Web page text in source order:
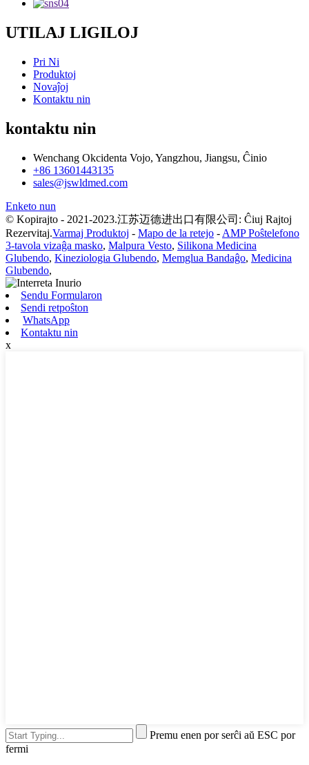
UTILAJ LIGILOJ
Pri Ni
Produktoj
Novaĵoj
Kontaktu nin
kontaktu nin
Wenchang Okcidenta Vojo, Yangzhou, Jiangsu, Ĉinio
+86 13601443135
sales@jswldmed.com
Enketo nun
© Kopirajto - 2021-2023.江苏迈德进出口有限公司: Ĉiuj Rajtoj
Rezervitaj.Varmaj Produktoj - Mapo de la retejo - AMP Poŝtelefono
3-tavola vizaĝa masko, Malpura Vesto, Silikona Medicina
Glubendo, Kineziologia Glubendo, Memglua Bandaĝo, Medicina
Glubendo,
Sendu Formularon
Sendi retpoŝton
WhatsApp
Kontaktu nin
x
Premu enen por serĉi aŭ ESC por
fermi